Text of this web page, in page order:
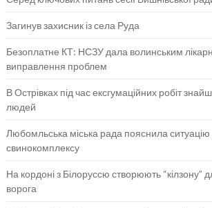
Загинув захисник із села Руда
Безоплатне КТ: НСЗУ дала волинським
виправлення проблем
В Острівках під час ексгумаційних робіт
людей
Любомльська міська рада пояснила
свинокомплексу
На кордоні з Білоруссю створюють “кілзону”
ворога